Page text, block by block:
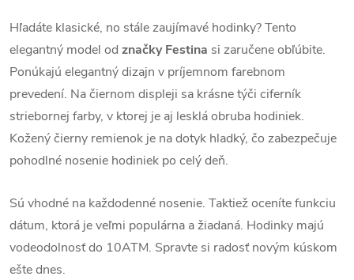
Hľadáte klasické, no stále zaujímavé hodinky? Tento
elegantný model od značky Festina si zaručene obľúbite.
Ponúkajú elegantný dizajn v príjemnom farebnom
prevedení. Na čiernom displeji sa krásne týči ciferník
striebornej farby, v ktorej je aj lesklá obruba hodiniek.
Kožený čierny remienok je na dotyk hladký, čo zabezpečuje
pohodlné nosenie hodiniek po celý deň.
Sú vhodné na každodenné nosenie. Taktiež oceníte funkciu
dátum, ktorá je veľmi populárna a žiadaná. Hodinky majú
vodeodolnosť do 10ATM. Spravte si radosť novým kúskom
ešte dnes.